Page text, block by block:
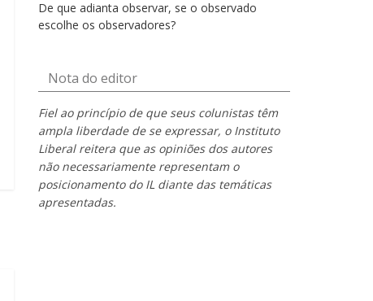
De que adianta observar, se o observado
escolhe os observadores?
Nota do editor
Fiel ao princípio de que seus colunistas têm
ampla liberdade de se expressar, o Instituto
Liberal reitera que as opiniões dos autores
não necessariamente representam o
posicionamento do IL diante das temáticas
apresentadas.